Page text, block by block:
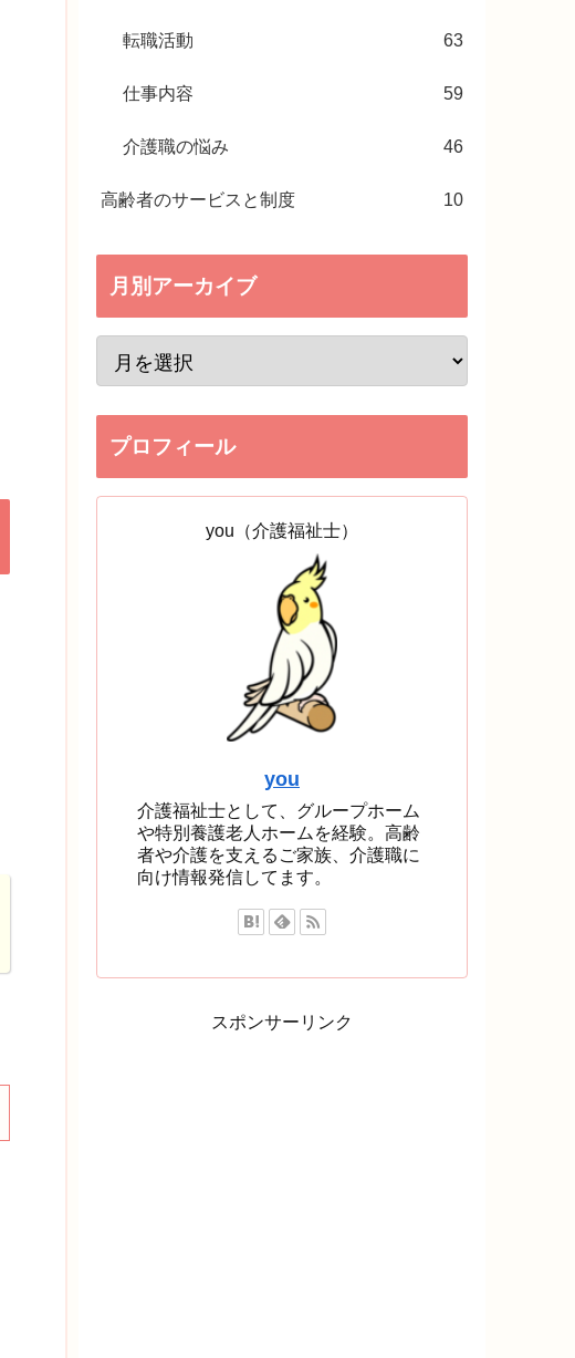
転職活動 63
仕事内容 59
介護職の悩み 46
高齢者のサービスと制度 10
月別アーカイブ
プロフィール
you（介護福祉士）
you
介護福祉士として、グループホーム
や特別養護老人ホームを経験。高齢
者や介護を支えるご家族、介護職に
向け情報発信してます。
スポンサーリンク